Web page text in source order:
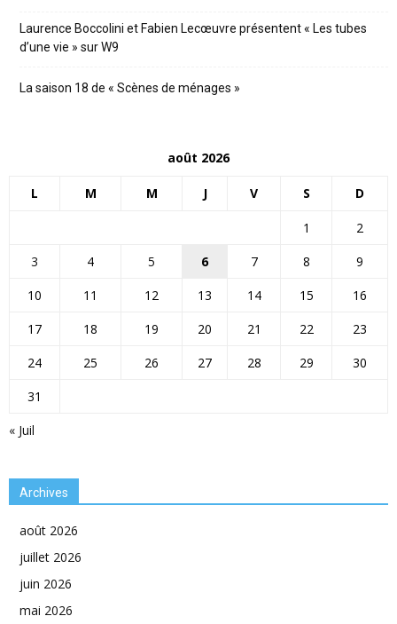
Laurence Boccolini et Fabien Lecœuvre présentent « Les tubes
d’une vie » sur W9
La saison 18 de « Scènes de ménages »
août 2026
L M M J V S D
« Juil
1
2
3
4 5 6 7 8
9
10
11 12 13 14 15
16
17
18 19 20 21 22
23
24
25 26 27 28 29
30
31
Archives
août 2026
juillet 2026
juin 2026
mai 2026